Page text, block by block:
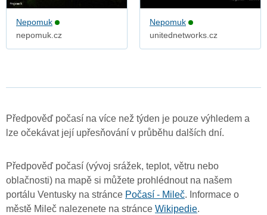
Nepomuk
nepomuk.cz
Nepomuk
unitednetworks.cz
Předpověď počasí na více než týden je pouze výhledem a
lze očekávat její upřesňování v průběhu dalších dní.
Předpověď počasí (vývoj srážek, teplot, větru nebo
oblačnosti) na mapě si můžete prohlédnout na našem
portálu Ventusky na stránce Počasí - Mileč. Informace o
městě Mileč nalezenete na stránce Wikipedie.